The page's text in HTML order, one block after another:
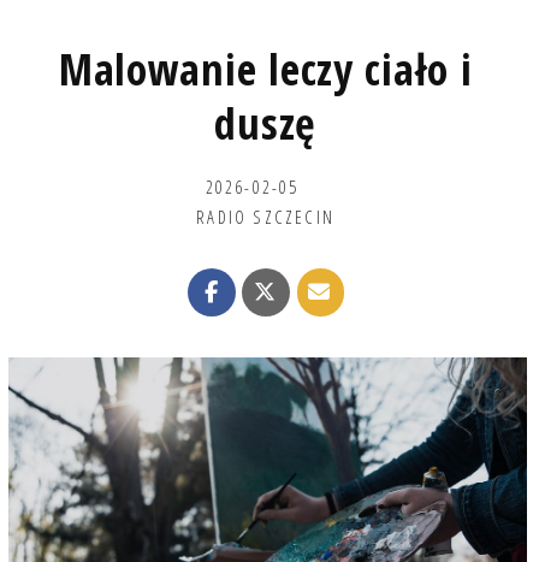
Malowanie leczy ciało i
duszę
2026-02-05
RADIO SZCZECIN